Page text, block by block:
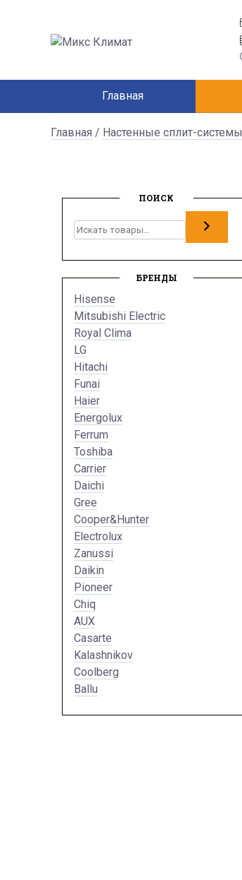
Главная
Главная / Настенные сплит-системы
ПОИСК
Поиск
БРЕНДЫ
Hisense
Mitsubishi Electric
Royal Clima
LG
Hitachi
Funai
Haier
Energolux
Ferrum
Toshiba
Carrier
Daichi
Gree
Cooper&Hunter
Electrolux
Zanussi
Daikin
Pioneer
Chiq
AUX
Casarte
Kalashnikov
Coolberg
Ballu